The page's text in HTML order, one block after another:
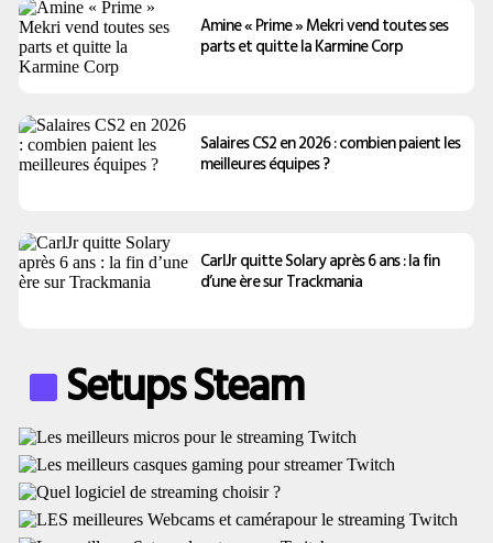
Amine « Prime » Mekri vend toutes ses
parts et quitte la Karmine Corp
Salaires CS2 en 2026 : combien paient les
meilleures équipes ?
CarlJr quitte Solary après 6 ans : la fin
d’une ère sur Trackmania
Setups Steam